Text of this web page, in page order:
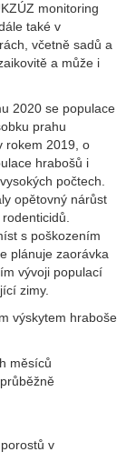
monitoring
také v
včetně sadů a
a může i
2020 se populace
prahu
rokem 2019, o
hrabošů i
počtech.
opětovný nárůst
s poškozením
plánuje zaorávka
vývoji populací
zimy.
výskytem hraboše
měsíců
v